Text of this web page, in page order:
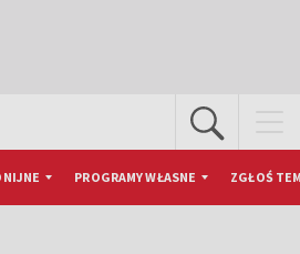
PROGRAMY WŁASNE ZGŁOŚ